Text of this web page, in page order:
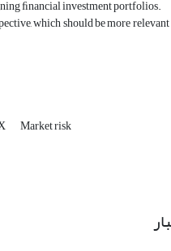
ﬁnancial investment portfolios.
which should be more
Market risk